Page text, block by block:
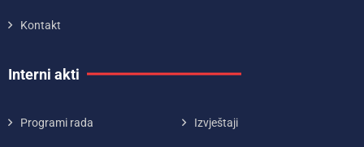
Kontakt
Interni akti
Programi rada Izvještaji